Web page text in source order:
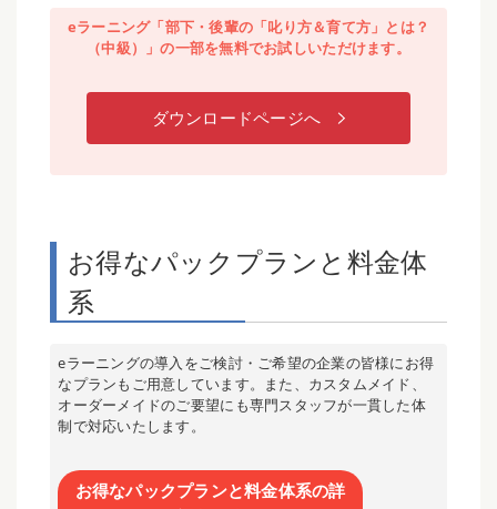
eラーニング「部下・後輩の「叱り方＆育て方」とは？
（中級）」の一部を無料でお試しいただけます。
ダウンロードページへ
お得なパックプランと料金体
系
eラーニングの導入をご検討・ご希望の企業の皆様にお得
なプランもご用意しています。また、カスタムメイド、
オーダーメイドのご要望にも専門スタッフが一貫した体
制で対応いたします。
お得なパックプランと料金体系の詳